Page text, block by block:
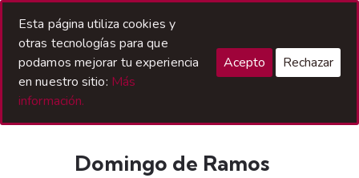
Domingo de Ramos
Esta página utiliza cookies y
otras tecnologías para que
podamos mejorar tu experiencia
en nuestro sitio: Más
información.
Acepto Rechazar